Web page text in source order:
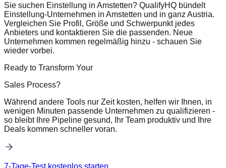
Sie suchen Einstellung in Amstetten? QualifyHQ bündelt
Einstellung-Unternehmen in Amstetten und in ganz Austria.
Vergleichen Sie Profil, Größe und Schwerpunkt jedes
Anbieters und kontaktieren Sie die passenden. Neue
Unternehmen kommen regelmäßig hinzu - schauen Sie
wieder vorbei.
Ready to Transform Your
Sales Process?
Während andere Tools nur Zeit kosten, helfen wir Ihnen, in
wenigen Minuten passende Unternehmen zu qualifizieren -
so bleibt Ihre Pipeline gesund, Ihr Team produktiv und Ihre
Deals kommen schneller voran.
7-Tage-Test kostenlos starten